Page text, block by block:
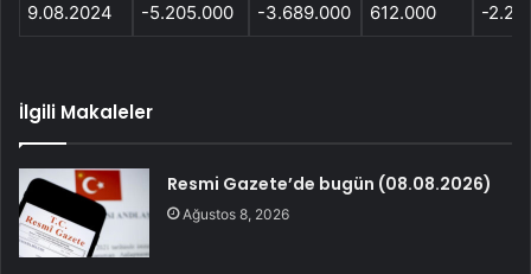
9.08.2024 -5.205.000 -3.689.000 612.000 -
İlgili Makaleler
Resmi Gazete’de bugün (08.08.2026)
Ağustos 8, 2026